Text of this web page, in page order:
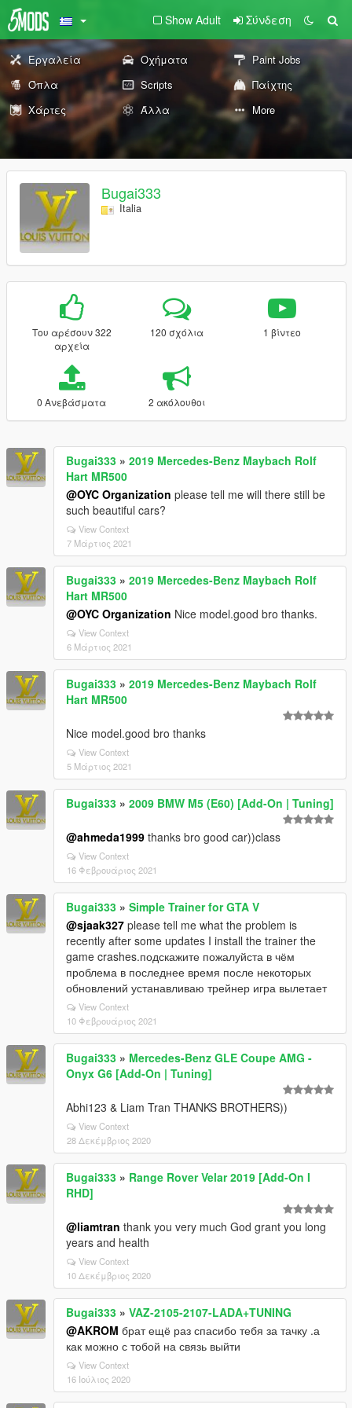
Show Adult Σύνδεση
Εργαλεία Οχήματα
Paint Jobs
Όπλα
Scripts
Παίχτης
Χάρτες
Άλλα More
Bugai333
Italia
Του αρέσουν 322
αρχεία
120 σχόλια 1 βίντεο
0 Ανεβάσματα 2 ακόλουθοι
Bugai333 » 2019 Mercedes-Benz Maybach Rolf
Hart MR500
@OYC Organization please tell me will there still be
such beautiful cars?
View Context
7 Μάρτιος 2021
Bugai333 » 2019 Mercedes-Benz Maybach Rolf
Hart MR500
@OYC Organization Nice model.good bro thanks.
View Context
6 Μάρτιος 2021
Bugai333 » 2019 Mercedes-Benz Maybach Rolf
Hart MR500
Nice model.good bro thanks
View Context
5 Μάρτιος 2021
Bugai333 » 2009 BMW M5 (E60) [Add-On | Tuning]
@ahmeda1999 thanks bro good car))class
View Context
16 Φεβρουάριος 2021
Bugai333 » Simple Trainer for GTA V
@sjaak327 please tell me what the problem is
recently after some updates I install the trainer the
game crashes.подскажите пожалуйста в чём
проблема в последнее время после некоторых
обновлений устанавливаю трейнер игра вылетает
View Context
10 Φεβρουάριος 2021
Bugai333 » Mercedes-Benz GLE Coupe AMG -
Onyx G6 [Add-On | Tuning]
Abhi123 & Liam Tran THANKS BROTHERS))
View Context
28 Δεκέμβριος 2020
Bugai333 » Range Rover Velar 2019 [Add-On I
RHD]
@liamtran thank you very much God grant you long
years and health
View Context
10 Δεκέμβριος 2020
Bugai333 » VAZ-2105-2107-LADA+TUNING
@AKROM брат ещё раз спасибо тебя за тачку .а
как можно с тобой на связь выйти
View Context
16 Ιούλιος 2020